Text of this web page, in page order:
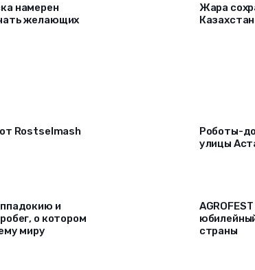
намерен
желающих
Жара
Rostselmash
Роботы-
улицы
и
о котором
миру
страны